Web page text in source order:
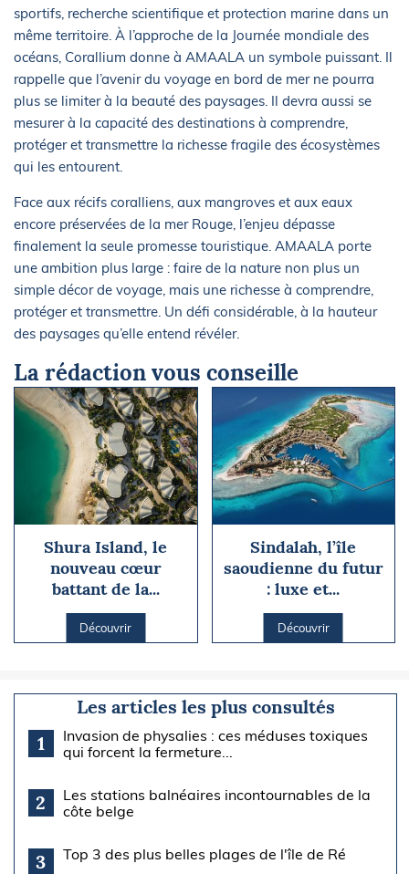
sportifs, recherche scientifique et protection marine dans un
même territoire. À l’approche de la Journée mondiale des
océans, Corallium donne à AMAALA un symbole puissant. Il
rappelle que l’avenir du voyage en bord de mer ne pourra
plus se limiter à la beauté des paysages. Il devra aussi se
mesurer à la capacité des destinations à comprendre,
protéger et transmettre la richesse fragile des écosystèmes
qui les entourent.
Face aux récifs coralliens, aux mangroves et aux eaux
encore préservées de la mer Rouge, l’enjeu dépasse
finalement la seule promesse touristique. AMAALA porte
une ambition plus large : faire de la nature non plus un
simple décor de voyage, mais une richesse à comprendre,
protéger et transmettre. Un défi considérable, à la hauteur
des paysages qu’elle entend révéler.
La rédaction vous conseille
Shura Island, le
nouveau cœur
battant de la...
Découvrir
Sindalah, l’île
saoudienne du futur
: luxe et...
Découvrir
Les articles les plus consultés
1
Invasion de physalies : ces méduses toxiques
qui forcent la fermeture...
2
Les stations balnéaires incontournables de la
côte belge
3 Top 3 des plus belles plages de l'île de Ré